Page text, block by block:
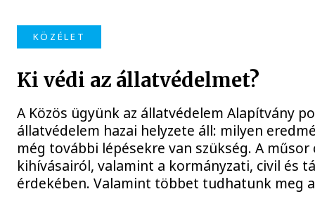
KÖZÉLET
Ki védi az állatvédelmet?
A Közös ügyünk az állatvédelem Alapítvány
állatvédelem hazai helyzete áll: milyen
még további lépésekre van szükség. A
kihívásairól, valamint a kormányzati, civil és
érdekében. Valamint többet tudhatunk meg